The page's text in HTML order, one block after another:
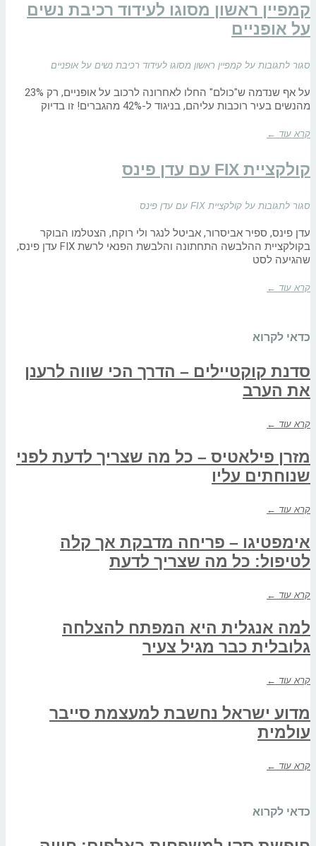
קמפיין ראשון מסוגו לעידוד רכיבת נשים
על אופניים
סגור לתגובות על קמפיין ראשון מסוגו לעידוד רכיבת נשים על אופניים
על אף שנדמה ש"כולם" החלו לאחרונה לרכוב על אופניים, רק 23%
מהנשים בעיר רוכבות עליהם, בניגוד ל-42% מהגברים! זו בדיוק
קרא עוד ←
קולקציית FIX עם עדן פינס
סגור לתגובות על קולקציית FIX עם עדן פינס
עדן פינס, ספיר אביסרור, אביטל לנגר ולי רוקח, הצטלמו הבוקר
בקולקציית ההלבשה התחתונה והלבשת הפנאי לרשת FIX עדן פינס,
שהגיעה לסט
קרא עוד ←
כדאי לקרוא
סדנת קוקטיילים – הדרך הכי שווה לרענן
את הערב
קרא עוד ←
מזרן פילאטיס – כל מה שצריך לדעת לפני
שנוחתים עליו
קרא עוד ←
אימפטיגו – פריחה מדבקת אך קלה
לטיפול: כל מה שצריך לדעת
קרא עוד ←
למה אנגלית היא המפתח להצלחה
גלובלית כבר מגיל צעיר
קרא עוד ←
מדוע ישראל נחשבת למעצמת סייבר
עולמית
קרא עוד ←
כדאי לקרוא